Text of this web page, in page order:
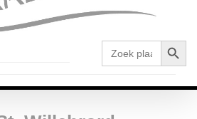
Zoek
naar: